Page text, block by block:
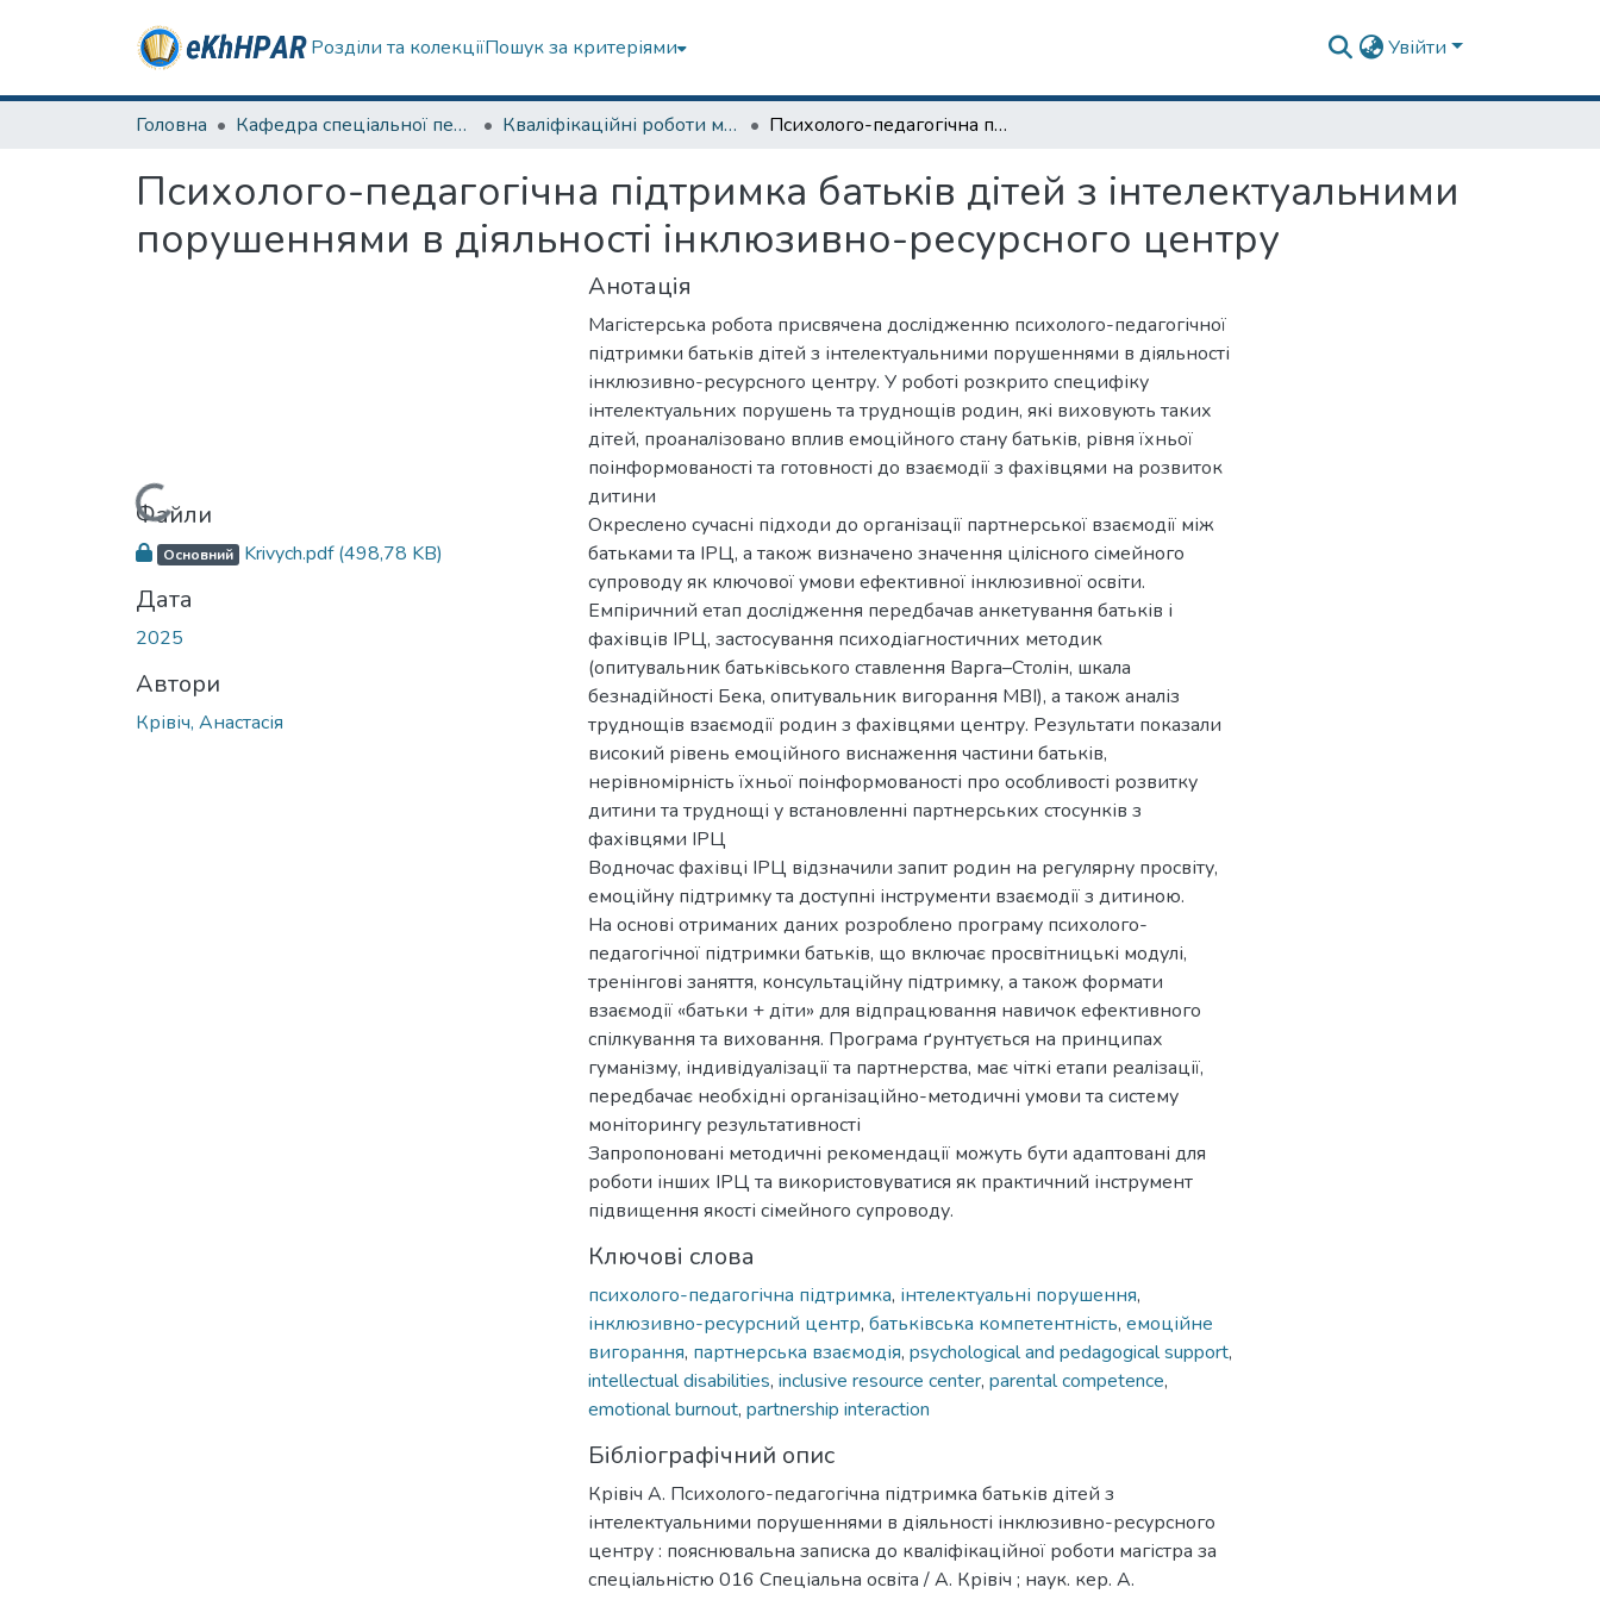
Розділи та колекціїПошук за критеріями Увійти
Головна Кафедра спеціальної педагогіки і психології та інклюзивної освіти Кваліфікаційні роботи магістрів Психолого-педагогічна підтримка батьків дітей з інтелектуальними порушеннями в діяльності інклюзивно-ресурсного центру
Психолого-педагогічна підтримка батьків дітей з інтелектуальними
порушеннями в діяльності інклюзивно-ресурсного центру
Вантажиться...
Файли
Основний Krivych.pdf(498,78 KB)
Дата
2025
Автори
Крівіч, Анастасія
Анотація
Магістерська робота присвячена дослідженню психолого-педагогічної
підтримки батьків дітей з інтелектуальними порушеннями в діяльності
інклюзивно-ресурсного центру. У роботі розкрито специфіку
інтелектуальних порушень та труднощів родин, які виховують таких
дітей, проаналізовано вплив емоційного стану батьків, рівня їхньої
поінформованості та готовності до взаємодії з фахівцями на розвиток
дитини
Окреслено сучасні підходи до організації партнерської взаємодії між
батьками та ІРЦ, а також визначено значення цілісного сімейного
супроводу як ключової умови ефективної інклюзивної освіти.
Емпіричний етап дослідження передбачав анкетування батьків і
фахівців ІРЦ, застосування психодіагностичних методик
(опитувальник батьківського ставлення Варга–Столін, шкала
безнадійності Бека, опитувальник вигорання МВІ), а також аналіз
труднощів взаємодії родин з фахівцями центру. Результати показали
високий рівень емоційного виснаження частини батьків,
нерівномірність їхньої поінформованості про особливості розвитку
дитини та труднощі у встановленні партнерських стосунків з
фахівцями ІРЦ
Водночас фахівці ІРЦ відзначили запит родин на регулярну просвіту,
емоційну підтримку та доступні інструменти взаємодії з дитиною.
На основі отриманих даних розроблено програму психолого-
педагогічної підтримки батьків, що включає просвітницькі модулі,
тренінгові заняття, консультаційну підтримку, а також формати
взаємодії «батьки + діти» для відпрацювання навичок ефективного
спілкування та виховання. Програма ґрунтується на принципах
гуманізму, індивідуалізації та партнерства, має чіткі етапи реалізації,
передбачає необхідні організаційно-методичні умови та систему
моніторингу результативності
Запропоновані методичні рекомендації можуть бути адаптовані для
роботи інших ІРЦ та використовуватися як практичний інструмент
підвищення якості сімейного супроводу.
Ключові слова
психолого-педагогічна підтримка, інтелектуальні порушення,
інклюзивно-ресурсний центр, батьківська компетентність, емоційне
вигорання, партнерська взаємодія, psychological and pedagogical support,
intellectual disabilities, inclusive resource center, parental competence,
emotional burnout, partnership interaction
Бібліографічний опис
Крівіч А. Психолого-педагогічна підтримка батьків дітей з
інтелектуальними порушеннями в діяльності інклюзивно-ресурсного
центру : пояснювальна записка до кваліфікаційної роботи магістра за
спеціальністю 016 Спеціальна освіта / А. Крівіч ; наук. кер. А.